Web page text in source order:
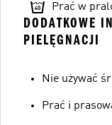
Prać w
DODATKOWE
PIELĘGNACJI
Nie używać
Prać i